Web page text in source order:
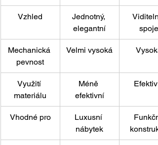
Vzhled
Jednotný,
elegantní
spoje
Mechanická
pevnost
Velmi vysoká Vysoká
Využití
materiálu
Méně
efektivní
Vhodné pro
Luxusní
nábytek